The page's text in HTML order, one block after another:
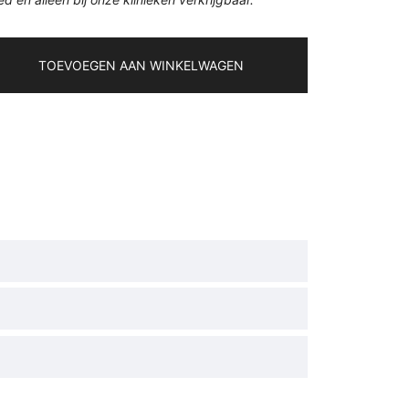
TOEVOEGEN AAN WINKELWAGEN